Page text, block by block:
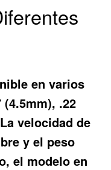
en varios
.22
velocidad de
y el peso
el modelo en